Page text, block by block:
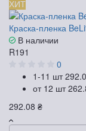
ХИТ
Краска-пленка
В наличии
R191
0
1-11 шт
от 12 шт
292.08 ₴